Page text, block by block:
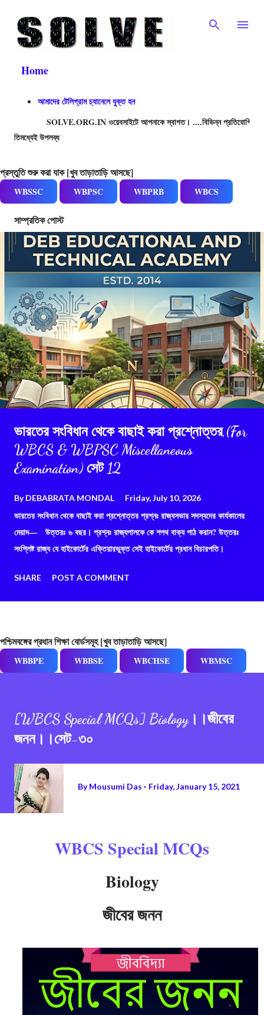
Skip to main content
Home
আমাদের টেলিগ্রাম চ্যানেলে যুক্ত হন
SOLVE.ORG.IN ওয়েবসাইটে আপনাকে স্বাগত। ....বিভিন্ন প্রতিযোগিতামূলক পরীক্ষার
প্রস্তুতি শুরু করা যাক [খুব তাড়াতাড়ি আসছে]
WBSSC WBPSC WBPRB WBCS
সাম্প্রতিক পোস্ট
ভারতের সংবিধান থেকে বাছাই করা প্রশ্নোত্তর,(For
WBCS & WBPSC Miscellaneous
Examination) সেট 12
ByDEBABRATA MONDAL Friday, July 10, 2026
ভারতের সংবিধান থেকে বাছাই করা প্রশ্নোত্তর প্রশ্নঃ রাজ্যসভার সদস্যদের কার্যকালের
মেয়াদ— উত্তরঃ ৬ বছর। প্রশ্নঃ রাজ্যপালকে কে শপথ বাক্য পাঠ করান? উত্তরঃ
সংশ্লিষ্ট রাজ্য যে হাইকোর্টের এক্তিয়ারভুক্ত সেই হাইকোর্টের প্রধান বিচারপতি।
SHARE POST A COMMENT
পশ্চিমবঙ্গের প্রধান শিক্ষা বোর্ডসমূহ [খুব তাড়াতাড়ি আসছে]
WBBPE WBBSE WBCHSE WBMSC
[WBCS Special MCQs] Biology।।জীবের
জনন।।সেট-৩০
ByMousumi Das Friday, January 15, 2021
WBCS Special MCQs
Biology
জীবের জনন